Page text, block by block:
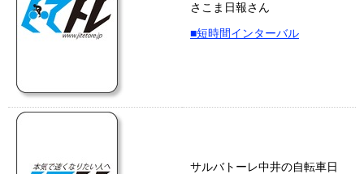
さこま日報さん
■短時間インターバル
サルバトーレ中井の自転車日